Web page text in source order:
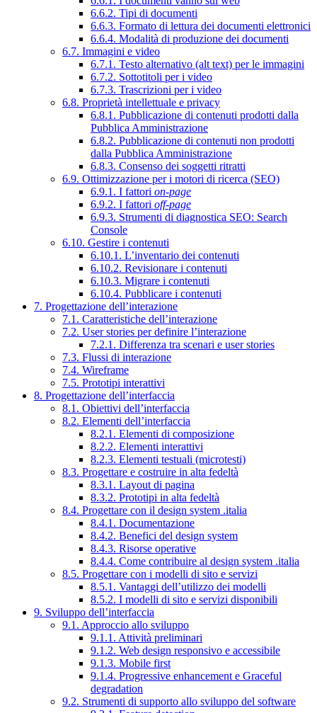
6.6.2. Tipi di documenti
6.6.3. Formato di lettura dei documenti elettronici
6.6.4. Modalità di produzione dei documenti
6.7. Immagini e video
6.7.1. Testo alternativo (alt text) per le immagini
6.7.2. Sottotitoli per i video
6.7.3. Trascrizioni per i video
6.8. Proprietà intellettuale e privacy
6.8.1. Pubblicazione di contenuti prodotti dalla
Pubblica Amministrazione
6.8.2. Pubblicazione di contenuti non prodotti
dalla Pubblica Amministrazione
6.8.3. Consenso dei soggetti ritratti
6.9. Ottimizzazione per i motori di ricerca (SEO)
6.9.1. I fattori on-page
6.9.2. I fattori off-page
6.9.3. Strumenti di diagnostica SEO: Search
Console
6.10. Gestire i contenuti
6.10.1. L’inventario dei contenuti
6.10.2. Revisionare i contenuti
6.10.3. Migrare i contenuti
6.10.4. Pubblicare i contenuti
7. Progettazione dell’interazione
7.1. Caratteristiche dell’interazione
7.2. User stories per definire l’interazione
7.2.1. Differenza tra scenari e user stories
7.3. Flussi di interazione
7.4. Wireframe
7.5. Prototipi interattivi
8. Progettazione dell’interfaccia
8.1. Obiettivi dell’interfaccia
8.2. Elementi dell’interfaccia
8.2.1. Elementi di composizione
8.2.2. Elementi interattivi
8.2.3. Elementi testuali (microtesti)
8.3. Progettare e costruire in alta fedeltà
8.3.1. Layout di pagina
8.3.2. Prototipi in alta fedeltà
8.4. Progettare con il design system .italia
8.4.1. Documentazione
8.4.2. Benefici del design system
8.4.3. Risorse operative
8.4.4. Come contribuire al design system .italia
8.5. Progettare con i modelli di sito e servizi
8.5.1. Vantaggi dell’utilizzo dei modelli
8.5.2. I modelli di sito e servizi disponibili
9. Sviluppo dell’interfaccia
9.1. Approccio allo sviluppo
9.1.1. Attività preliminari
9.1.2. Web design responsivo e accessibile
9.1.3. Mobile first
9.1.4. Progressive enhancement e Graceful
degradation
9.2. Strumenti di supporto allo sviluppo del software